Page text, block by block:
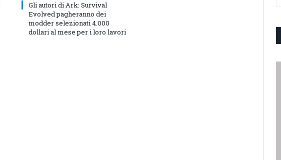
Gli autori di Ark: Survival
Evolved pagheranno dei
modder selezionati 4.000
dollari al mese per i loro lavori